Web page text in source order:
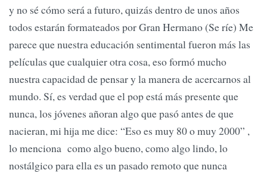
y no sé cómo será a futuro, quizás dentro de unos años
todos estarán formateados por Gran Hermano (Se ríe) Me
parece que nuestra educación sentimental fueron más las
películas que cualquier otra cosa, eso formó mucho
nuestra capacidad de pensar y la manera de acercarnos al
mundo. Sí, es verdad que el pop está más presente que
nunca, los jóvenes añoran algo que pasó antes de que
nacieran, mi hija me dice: “Eso es muy 80 o muy 2000” ,
lo menciona como algo bueno, como algo lindo, lo
nostálgico para ella es un pasado remoto que nunca